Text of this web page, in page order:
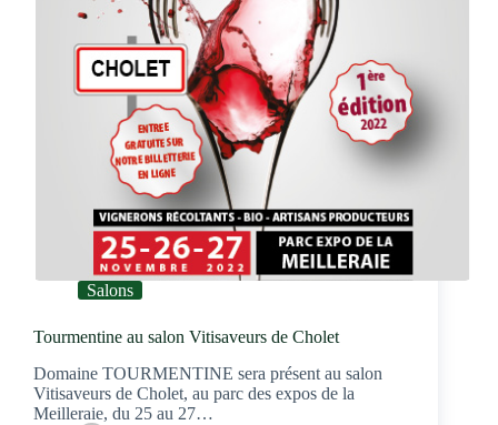
Salons
Tourmentine au salon Vitisaveurs de Cholet
Domaine TOURMENTINE sera présent au salon
Vitisaveurs de Cholet, au parc des expos de la
Meilleraie, du 25 au 27…